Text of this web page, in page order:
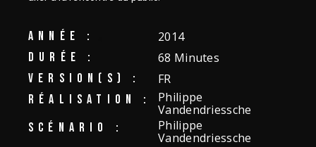
ANNÉE : 2014
DURÉE : 68 Minutes
VERSION(S) : FR
RÉALISATION :
Philippe
Vandendriessche
SCÉNARIO :
Philippe
Vandendriessche